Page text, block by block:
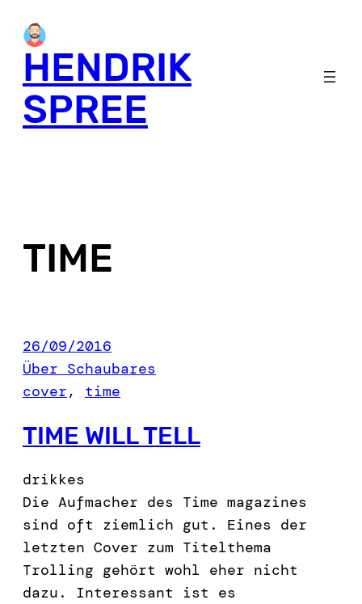
content
HENDRIK
SPREE
TIME
26/09/2016
Über Schaubares
cover, time
TIME WILL TELL
drikkes
Die Aufmacher des Time magazines
sind oft ziemlich gut. Eines der
letzten Cover zum Titelthema
Trolling gehört wohl eher nicht
dazu. Interessant ist es